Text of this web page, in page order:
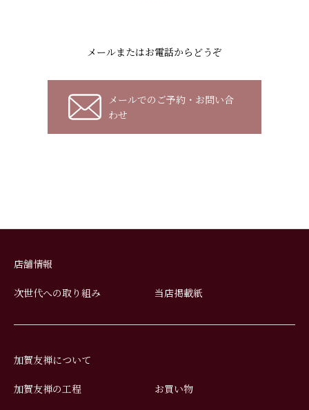
メールまたはお電話からどうぞ
メールでのご予約・お問い合
わせ
店舗情報
次世代への取り組み 当店掲載紙
加賀友禅について
加賀友禅の工程 お買い物